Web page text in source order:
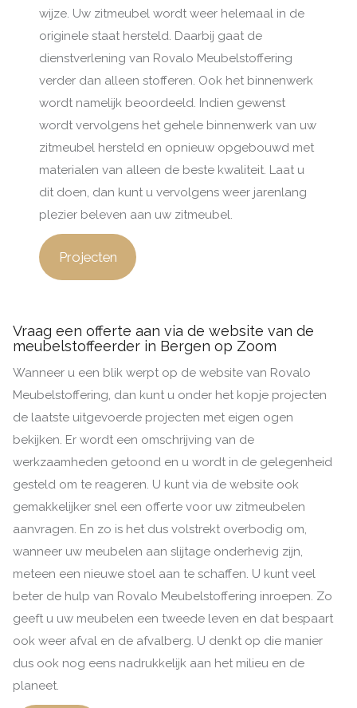
wijze. Uw zitmeubel wordt weer helemaal in de
originele staat hersteld. Daarbij gaat de
dienstverlening van Rovalo Meubelstoffering
verder dan alleen stofferen. Ook het binnenwerk
wordt namelijk beoordeeld. Indien gewenst
wordt vervolgens het gehele binnenwerk van uw
zitmeubel hersteld en opnieuw opgebouwd met
materialen van alleen de beste kwaliteit. Laat u
dit doen, dan kunt u vervolgens weer jarenlang
plezier beleven aan uw zitmeubel.
Projecten
Vraag een offerte aan via de website van de
meubelstoffeerder in Bergen op Zoom
Wanneer u een blik werpt op de website van Rovalo
Meubelstoffering, dan kunt u onder het kopje projecten
de laatste uitgevoerde projecten met eigen ogen
bekijken. Er wordt een omschrijving van de
werkzaamheden getoond en u wordt in de gelegenheid
gesteld om te reageren. U kunt via de website ook
gemakkelijker snel een offerte voor uw zitmeubelen
aanvragen. En zo is het dus volstrekt overbodig om,
wanneer uw meubelen aan slijtage onderhevig zijn,
meteen een nieuwe stoel aan te schaffen. U kunt veel
beter de hulp van Rovalo Meubelstoffering inroepen. Zo
geeft u uw meubelen een tweede leven en dat bespaart
ook weer afval en de afvalberg. U denkt op die manier
dus ook nog eens nadrukkelijk aan het milieu en de
planeet.